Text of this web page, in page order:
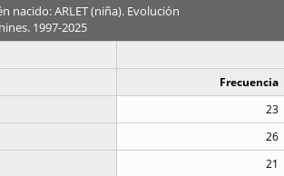
nacido: ARLET (niña). Evolución
1997-2025
Frecuencia
23
26
21